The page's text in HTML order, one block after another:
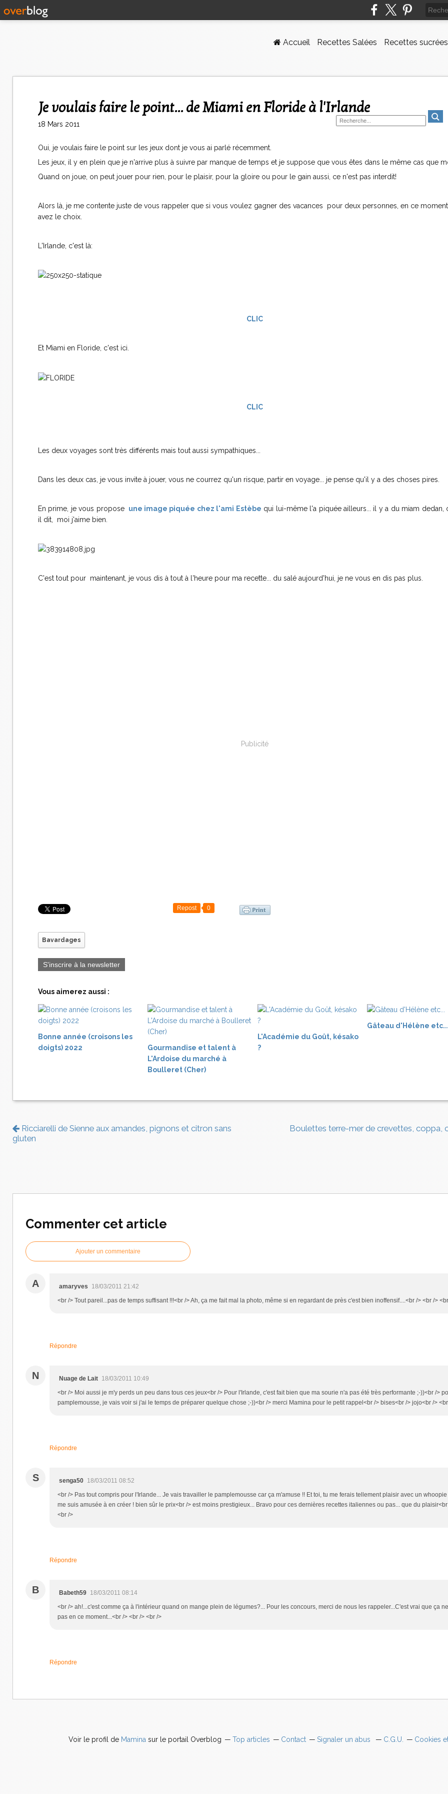
Accueil Recettes Salées Recettes sucrées
Je voulais faire le point... de Miami en Floride à l'Irlande
18 Mars 2011
Oui, je voulais faire le point sur les jeux dont je vous ai parlé récemment.
Les jeux, il y en plein que je n'arrive plus à suivre par manque de temps et je suppose que vous êtes dans le même cas que
Quand on joue, on peut jouer pour rien, pour le plaisir, pour la gloire ou pour le gain aussi, ce n'est pas interdit!
Alors là, je me contente juste de vous rappeler que si vous voulez gagner des vacances pour deux personnes, en ce
avez le choix.
L'Irlande, c'est là:
CLIC
Et Miami en Floride, c'est ici.
CLIC
Les deux voyages sont très différents mais tout aussi sympathiques...
Dans les deux cas, je vous invite à jouer, vous ne courrez qu'un risque, partir en voyage... je pense qu'il y a des choses pires.
En prime, je vous propose une image piquée chez l'ami Estèbe qui lui-même l'a piquée ailleurs... il y a du miam dedan,
il dit, moi j'aime bien.
C'est tout pour maintenant, je vous dis à tout à l'heure pour ma recette... du salé aujourd'hui, je ne vous en dis pas plus.
Publicité
Repost 0
Bavardages
S'inscrire à la newsletter
Vous aimerez aussi :
Bonne année (croisons les
doigts) 2022
Gourmandise et talent à
L'Ardoise du marché à
Boulleret (Cher)
L'Académie du Goût, késako
?
Gâteau d'Hélène
Ricciarelli de Sienne aux amandes, pignons et citron sans
gluten
Boulettes terre-mer de crevettes, coppa,
Commenter cet article
Ajouter un commentaire
A amaryves
18/03/2011 21:42
<br /> Tout pareil...pas de temps suffisant !!!<br /> Ah, ça me fait mal la photo, même si en regardant de près c'est bien inoffensif....<br /> <br />
Répondre
N Nuage de Lait 18/03/2011 10:49
<br /> Moi aussi je m'y perds un peu dans tous ces jeux<br /> Pour l'Irlande, c'est fait bien que ma sourie n'a pas été très performante ;-))<br />
pamplemousse, je vais voir si j'ai le temps de préparer quelque chose ;-))<br /> merci Mamina pour le petit rappel<br /> bises<br /> jojo<br />
Répondre
S senga50 18/03/2011 08:52
<br /> Pas tout compris pour l'Irlande... Je vais travailler le pamplemousse car ça m'amuse !! Et toi, tu me ferais tellement plaisir avec un
me suis amusée à en créer ! bien sûr le prix<br /> est moins prestigieux... Bravo pour ces dernières recettes italiennes ou pas... que du
<br />
Répondre
B Babeth59 18/03/2011 08:14
<br /> ah!...c'est comme ça à l'intérieur quand on mange plein de légumes?... Pour les concours, merci de nous les rappeler...C'est vrai que ça
pas en ce moment...<br /> <br /> <br />
Répondre
Voir le profil de Maminasur le portail Overblog Top articles Contact Signaler un abus C.G.U. Cookies